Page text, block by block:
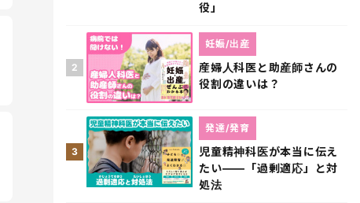
役」
2
産婦人科医と助産師さんの
役割の違いは？
妊娠/出産
3
児童精神科医が本当に伝え
たい――「過剰適応」と対
処法
発達/発育